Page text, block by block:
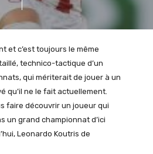
et c’est toujours le même
technico-tactique d’un
qui mériterait de jouer à un
qu’il ne le fait actuellement.
faire découvrir un joueur qui
un grand championnat d’ici
Leonardo Koutris de